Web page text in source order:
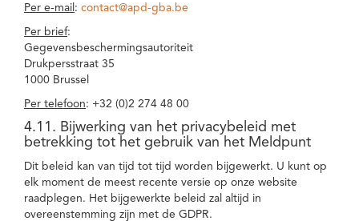
Per e-mail : contact@apd-gba.be
Per brief:
Gegevensbeschermingsautoriteit
Drukpersstraat 35
1000 Brussel
Per telefoon: +32 (0)2 274 48 00
4.11. Bijwerking van het privacybeleid met
betrekking tot het gebruik van het Meldpunt
Dit beleid kan van tijd tot tijd worden bijgewerkt. U kunt op
elk moment de meest recente versie op onze website
raadplegen. Het bijgewerkte beleid zal altijd in
overeenstemming zijn met de GDPR.